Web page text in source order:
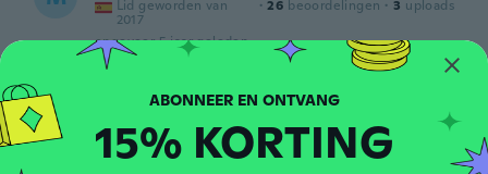
Lid geworden van
2017
· 26 beoordelingen · 3 uploads
ongeveer 5 jaar geleden
A Ana Neto
Lid geworden van 2017 · 5 beoordelingen ·
uploads
ongeveer 5 jaar geleden
ABONNEER EN ONTVANG
15% KORTING